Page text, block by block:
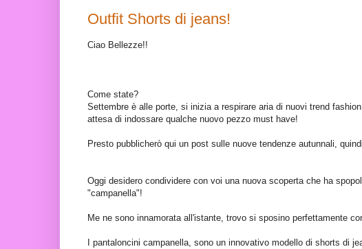
Outfit Shorts di jeans!
Ciao Bellezze!!
Come state?
Settembre è alle porte, si inizia a respirare aria di nuovi trend
attesa di indossare qualche nuovo pezzo must have!
Presto pubblicherò qui un post sulle nuove tendenze autunnali,
Oggi desidero condividere con voi una nuova scoperta che ha
"campanella"!
Me ne sono innamorata all'istante, trovo si sposino perfettamente
I pantaloncini campanella, sono un innovativo modello di shorts di